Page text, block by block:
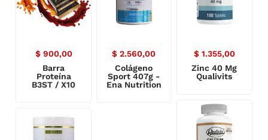
$900,00
Barra
Proteína
B3ST / X10
$ 2.560,00
Colágeno
Sport 407g -
Ena Nutrition
$1.355,00
Zinc 40 Mg
Qualivits